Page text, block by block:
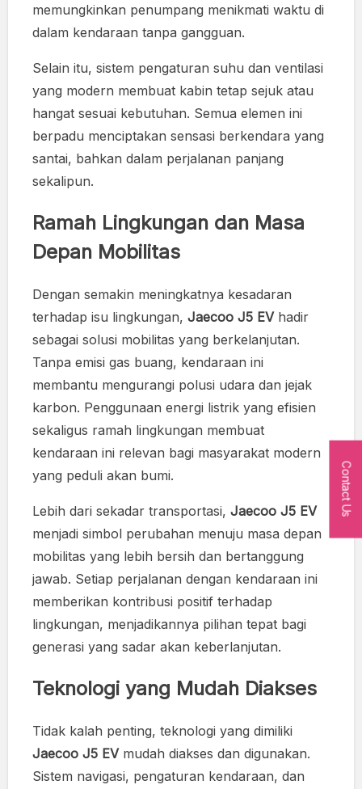
memungkinkan penumpang menikmati waktu di
dalam kendaraan tanpa gangguan.
Selain itu, sistem pengaturan suhu dan ventilasi
yang modern membuat kabin tetap sejuk atau
hangat sesuai kebutuhan. Semua elemen ini
berpadu menciptakan sensasi berkendara yang
santai, bahkan dalam perjalanan panjang
sekalipun.
Ramah Lingkungan dan Masa
Depan Mobilitas
Dengan semakin meningkatnya kesadaran
terhadap isu lingkungan, Jaecoo J5 EVhadir
sebagai solusi mobilitas yang berkelanjutan.
Tanpa emisi gas buang, kendaraan ini
membantu mengurangi polusi udara dan jejak
karbon. Penggunaan energi listrik yang efisien
sekaligus ramah lingkungan membuat
kendaraan ini relevan bagi masyarakat modern
yang peduli akan bumi.
Lebih dari sekadar transportasi, Jaecoo J5 EV
menjadi simbol perubahan menuju masa depan
mobilitas yang lebih bersih dan bertanggung
jawab. Setiap perjalanan dengan kendaraan ini
memberikan kontribusi positif terhadap
lingkungan, menjadikannya pilihan tepat bagi
generasi yang sadar akan keberlanjutan.
Teknologi yang Mudah Diakses
Tidak kalah penting, teknologi yang dimiliki
Jaecoo J5 EVmudah diakses dan digunakan.
Sistem navigasi, pengaturan kendaraan, dan
Contact Us